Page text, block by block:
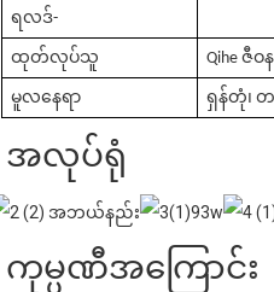
ရလဒ်-
ထုတ်လုပ်သူ Qihe ဇီ
မူလနေရာ ရှန်တုံ၊
အလုပ်ရုံ
ကုမ္ပဏီအကြောင်း